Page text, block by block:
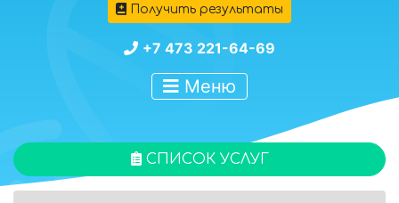
Получить результаты
+7 473 221-64-69
Меню
СПИСОК УСЛУГ